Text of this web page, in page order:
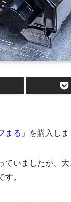
まる 」を購入しま
いましたが、
。